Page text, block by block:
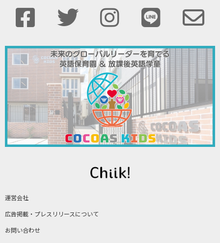
運営会社
広告掲載・プレスリリースについて
お問い合わせ